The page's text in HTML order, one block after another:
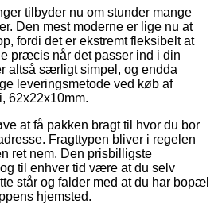
tilbyder nu om stunder mange
Den mest moderne er lige nu at
fordi det er ekstremt fleksibelt at
præcis når det passer ind i din
altså særligt simpel, og endda
leveringsmetode ved køb af
62x22x10mm.
at få pakken bragt til hvor du bor
Fragttypen bliver i regelen
ret nem. Den prisbilligste
til enhver tid være at du selv
står og falder med at du har bopæl
hjemsted.